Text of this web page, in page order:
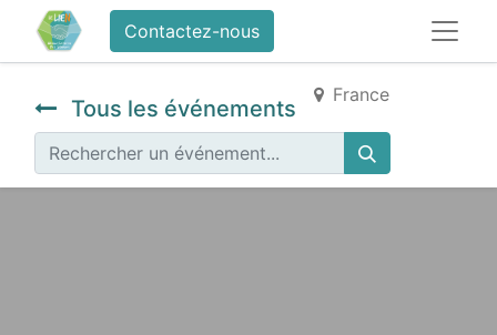
Contactez-nous
Tous les événements
France